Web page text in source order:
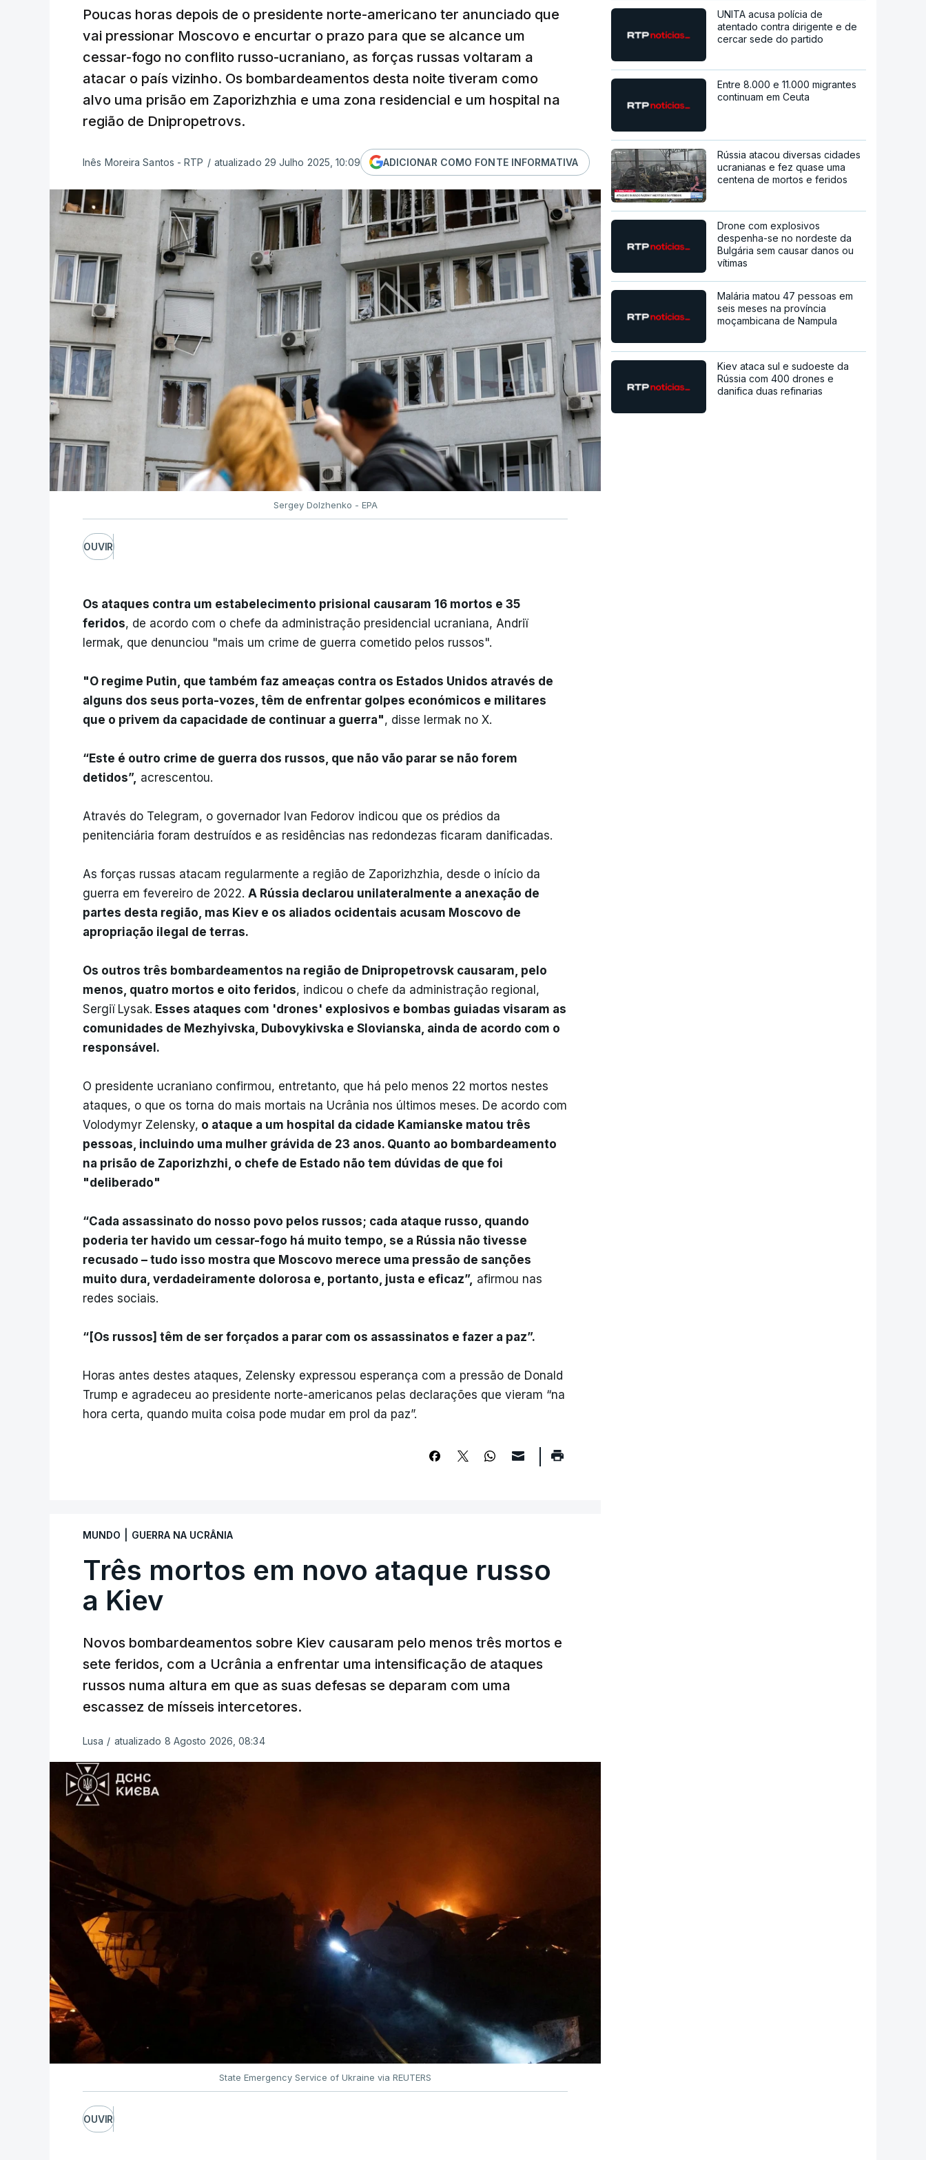
Poucas horas depois de o presidente norte-americano ter anunciado que
vai pressionar Moscovo e encurtar o prazo para que se alcance um
cessar-fogo no conflito russo-ucraniano, as forças russas voltaram a
atacar o país vizinho. Os bombardeamentos desta noite tiveram como
alvo uma prisão em Zaporizhzhia e uma zona residencial e um hospital na
região de Dnipropetrovs.
Inês Moreira Santos - RTP / atualizado 29 Julho 2025, 10:09 ADICIONAR COMO FONTE INFORMATIVA
Sergey Dolzhenko - EPA
OUVIR
Os ataques contra um estabelecimento prisional causaram 16 mortos e 35
feridos, de acordo com o chefe da administração presidencial ucraniana, Andriï
Iermak, que denunciou "mais um crime de guerra cometido pelos russos".
"O regime Putin, que também faz ameaças contra os Estados Unidos através de
alguns dos seus porta-vozes, têm de enfrentar golpes económicos e militares
que o privem da capacidade de continuar a guerra", disse Iermak no X.
“Este é outro crime de guerra dos russos, que não vão parar se não forem
detidos”, acrescentou.
Através do Telegram, o governador Ivan Fedorov indicou que os prédios da
penitenciária foram destruídos e as residências nas redondezas ficaram danificadas.
As forças russas atacam regularmente a região de Zaporizhzhia, desde o início da
guerra em fevereiro de 2022. A Rússia declarou unilateralmente a anexação de
partes desta região, mas Kiev e os aliados ocidentais acusam Moscovo de
apropriação ilegal de terras.
Os outros três bombardeamentos na região de Dnipropetrovsk causaram, pelo
menos, quatro mortos e oito feridos, indicou o chefe da administração regional,
Sergiï Lysak. Esses ataques com 'drones' explosivos e bombas guiadas visaram as
comunidades de Mezhyivska, Dubovykivska e Slovianska, ainda de acordo com o
responsável.
O presidente ucraniano confirmou, entretanto, que há pelo menos 22 mortos nestes
ataques, o que os torna do mais mortais na Ucrânia nos últimos meses. De acordo com
Volodymyr Zelensky, o ataque a um hospital da cidade Kamianske matou três
pessoas, incluindo uma mulher grávida de 23 anos. Quanto ao bombardeamento
na prisão de Zaporizhzhi, o chefe de Estado não tem dúvidas de que foi
"deliberado"
“Cada assassinato do nosso povo pelos russos; cada ataque russo, quando
poderia ter havido um cessar-fogo há muito tempo, se a Rússia não tivesse
recusado – tudo isso mostra que Moscovo merece uma pressão de sanções
muito dura, verdadeiramente dolorosa e, portanto, justa e eficaz”, afirmou nas
redes sociais.
“[Os russos] têm de ser forçados a parar com os assassinatos e fazer a paz”.
Horas antes destes ataques, Zelensky expressou esperança com a pressão de Donald
Trump e agradeceu ao presidente norte-americanos pelas declarações que vieram “na
hora certa, quando muita coisa pode mudar em prol da paz”.
MUNDO GUERRA NA UCRÂNIA
Três mortos em novo ataque russo
a Kiev
Novos bombardeamentos sobre Kiev causaram pelo menos três mortos e
sete feridos, com a Ucrânia a enfrentar uma intensificação de ataques
russos numa altura em que as suas defesas se deparam com uma
escassez de mísseis intercetores.
Lusa / atualizado 8 Agosto 2026, 08:34
State Emergency Service of Ukraine via REUTERS
OUVIR
UNITA acusa polícia de
atentado contra dirigente e de
cercar sede do partido
Entre 8.000 e 11.000 migrantes
continuam em Ceuta
Rússia atacou diversas cidades
ucranianas e fez quase uma
centena de mortos e feridos
Drone com explosivos
despenha-se no nordeste da
Bulgária sem causar danos ou
vítimas
Malária matou 47 pessoas em
seis meses na província
moçambicana de Nampula
Kiev ataca sul e sudoeste da
Rússia com 400 drones e
danifica duas refinarias